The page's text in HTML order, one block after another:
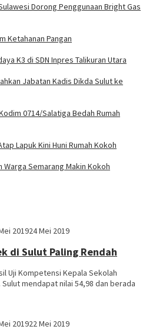
Dorong Penggunaan Bright Gas
Ketahanan Pangan
K3 di SDN Inpres Talikuran Utara
Jabatan Kadis Dikda Sulut ke
0714/Salatiga Bedah Rumah
Lapuk Kini Huni Rumah Kokoh
Semarang Makin Kokoh
201924 Mei 2019
di Sulut Paling Rendah
Uji Kompetensi Kepala Sekolah
mendapat nilai 54,98 dan berada
201922 Mei 2019